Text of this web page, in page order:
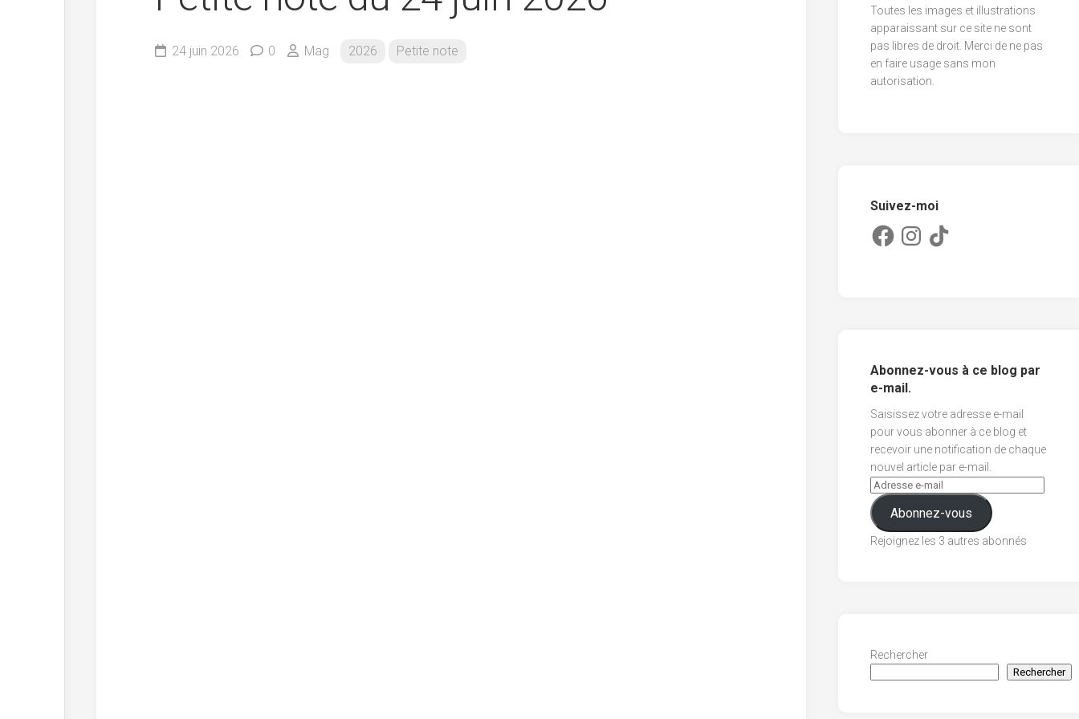
24 juin 2026 0 Mag 2026 Petite note
Toutes les images et illustrations
apparaissant sur ce site ne sont
pas libres de droit. Merci de ne pas
en faire usage sans mon
autorisation.
Suivez-moi
FacebookInstagram
TikTok
Abonnez-vous à ce blog par
e-mail.
Saisissez votre adresse e-mail
pour vous abonner à ce blog et
recevoir une notification de chaque
nouvel article par e-mail.
Abonnez-vous
Rejoignez les 3 autres abonnés
Rechercher
Rechercher